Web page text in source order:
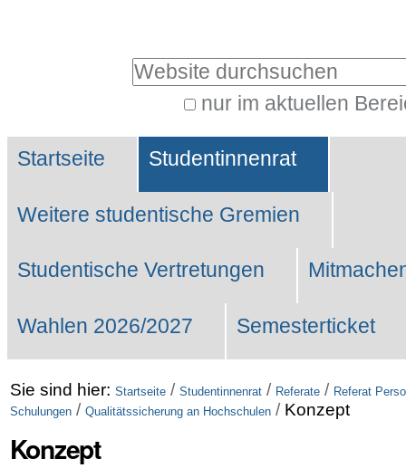
Website durchsuchen
nur im aktuellen
Suche…
Sektionen
Startseite Studentinnenrat
Weitere studentische Gremien
Studentische Vertretungen
Wahlen 2026/2027 Semesterticket
Sie sind hier: Startseite / Studentinnenrat / Referate / Referat
Schulungen / Qualitätssicherung an Hochschulen / Konzept
Konzept